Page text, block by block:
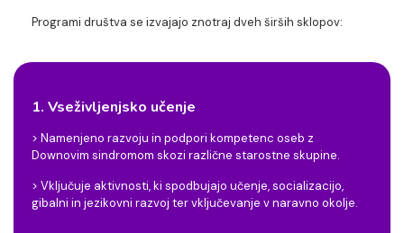
Programi društva se izvajajo znotraj dveh širših sklopov:
1. Vseživljenjsko učenje
> Namenjeno razvoju in podpori kompetenc oseb z
Downovim sindromom skozi različne starostne skupine.
> Vključuje aktivnosti, ki spodbujajo učenje, socializacijo,
gibalni in jezikovni razvoj ter vključevanje v naravno okolje.